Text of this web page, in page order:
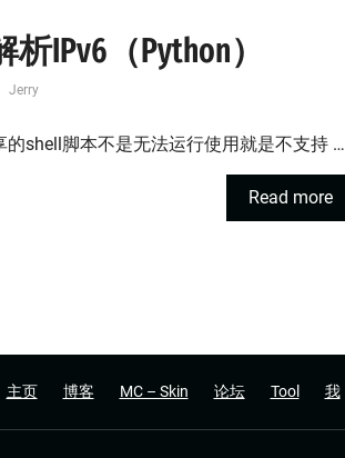
IPv6（Python）
Jerry
shell脚本不是无法运行使用就是不支持 …
Read more
主页 博客 MC – Skin 论坛 Tool 我